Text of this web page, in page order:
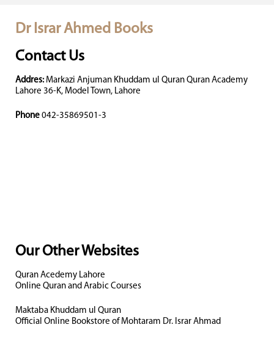
Dr Israr Ahmed Books
Contact Us
Addres: Markazi Anjuman Khuddam ul Quran Quran Academy
Lahore 36-K, Model Town, Lahore
Phone 042-35869501-3
Our Other Websites
Quran Acedemy Lahore
Online Quran and Arabic Courses
Maktaba Khuddam ul Quran
Official Online Bookstore of Mohtaram Dr. Israr Ahmad